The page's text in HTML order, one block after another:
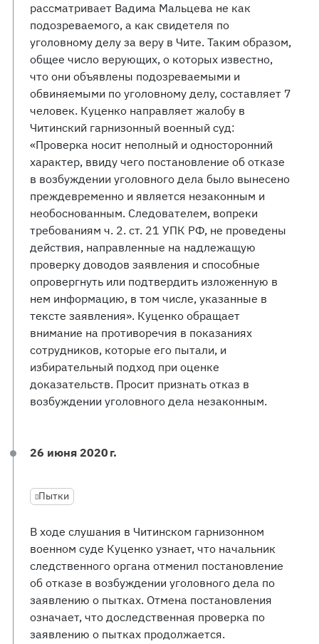
рассматривает Вадима Мальцева не как
подозреваемого, а как свидетеля по
уголовному делу за веру в Чите. Таким образом,
общее число верующих, о которых известно,
что они объявлены подозреваемыми и
обвиняемыми по уголовному делу, составляет 7
человек. Куценко направляет жалобу в
Читинский гарнизонный военный суд:
«Проверка носит неполный и односторонний
характер, ввиду чего постановление об отказе
в возбуждении уголовного дела было вынесено
преждевременно и является незаконным и
необоснованным. Следователем, вопреки
требованиям ч. 2. ст. 21 УПК РФ, не проведены
действия, направленные на надлежащую
проверку доводов заявления и способные
опровергнуть или подтвердить изложенную в
нем информацию, в том числе, указанные в
тексте заявления». Куценко обращает
внимание на противоречия в показаниях
сотрудников, которые его пытали, и
избирательный подход при оценке
доказательств. Просит признать отказ в
возбуждении уголовного дела незаконным.
26 июня 2020 г.
Пытки
В ходе слушания в Читинском гарнизонном
военном суде Куценко узнает, что начальник
следственного органа отменил постановление
об отказе в возбуждении уголовного дела по
заявлению о пытках. Отмена постановления
означает, что доследственная проверка по
заявлению о пытках продолжается.